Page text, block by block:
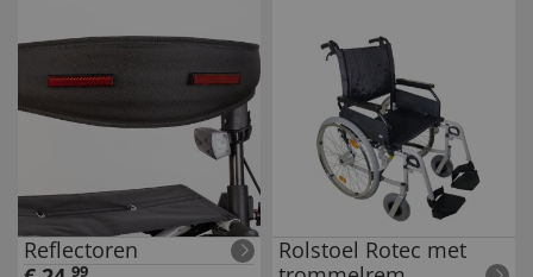
Reflectoren
99
Rolstoel Rotec met